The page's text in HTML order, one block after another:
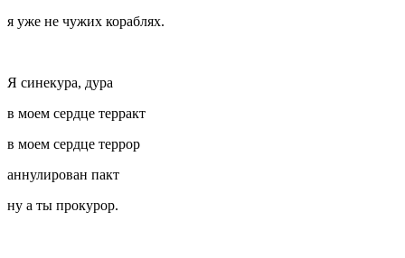
я уже не чужих кораблях.
Я синекура, дура
в моем сердце терракт
в моем сердце террор
аннулирован пакт
ну а ты прокурор.